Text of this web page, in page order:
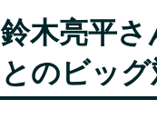
鈴木亮平さ
とのビッ